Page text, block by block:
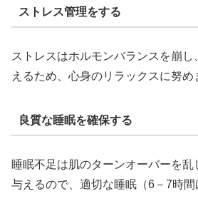
ストレス管理をする
ストレスはホルモンバランスを崩
えるため、心身のリラックスに努め
良質な睡眠を確保する
睡眠不足は肌のターンオーバーを
与えるので、適切な睡眠（6－7時間